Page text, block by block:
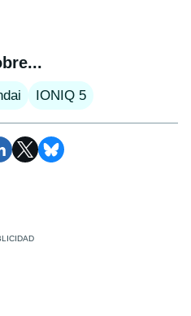
IONIQ 5